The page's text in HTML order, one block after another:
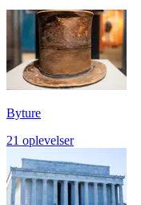
Byture
21 oplevelser